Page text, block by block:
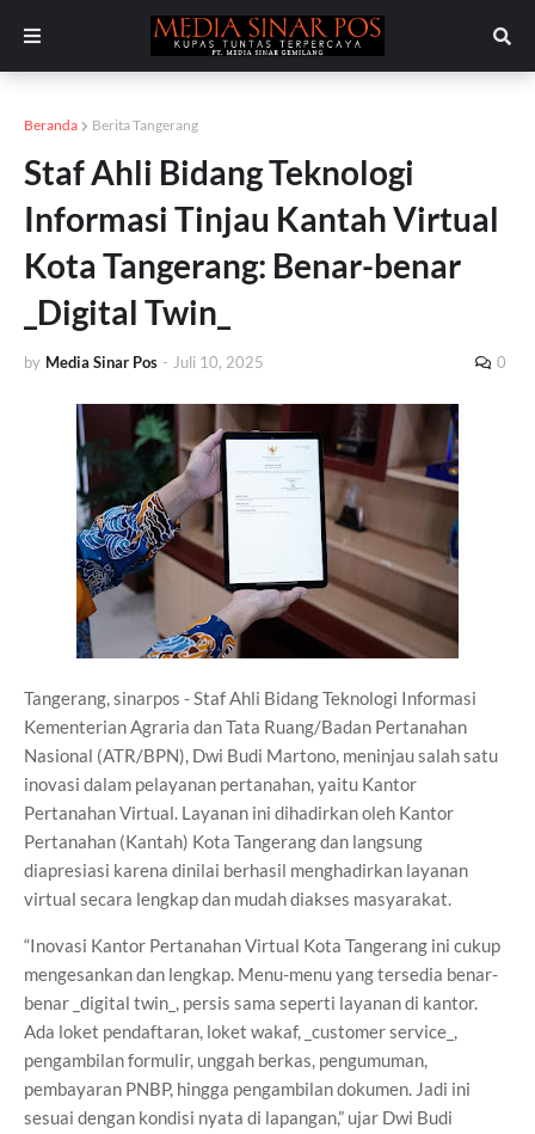
Beranda Berita Tangerang
Staf Ahli Bidang Teknologi
Informasi Tinjau Kantah Virtual
Kota Tangerang: Benar-benar
_Digital Twin_
by Media Sinar Pos - Juli 10, 2025 0
Tangerang, sinarpos - Staf Ahli Bidang Teknologi Informasi
Kementerian Agraria dan Tata Ruang/Badan Pertanahan
Nasional (ATR/BPN), Dwi Budi Martono, meninjau salah satu
inovasi dalam pelayanan pertanahan, yaitu Kantor
Pertanahan Virtual. Layanan ini dihadirkan oleh Kantor
Pertanahan (Kantah) Kota Tangerang dan langsung
diapresiasi karena dinilai berhasil menghadirkan layanan
virtual secara lengkap dan mudah diakses masyarakat.
“Inovasi Kantor Pertanahan Virtual Kota Tangerang ini cukup
mengesankan dan lengkap. Menu-menu yang tersedia benar-
benar _digital twin_, persis sama seperti layanan di kantor.
Ada loket pendaftaran, loket wakaf, _customer service_,
pengambilan formulir, unggah berkas, pengumuman,
pembayaran PNBP, hingga pengambilan dokumen. Jadi ini
sesuai dengan kondisi nyata di lapangan,” ujar Dwi Budi